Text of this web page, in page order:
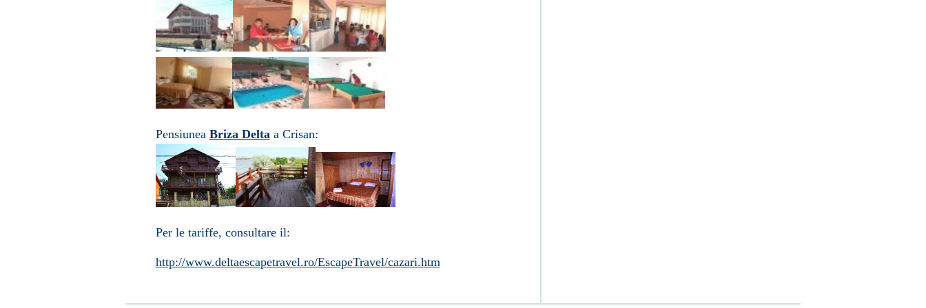
Pensiunea Briza Delta a Crisan:
Per le tariffe, consultare il:
http://www.deltaescapetravel.ro/EscapeTravel/cazari.htm